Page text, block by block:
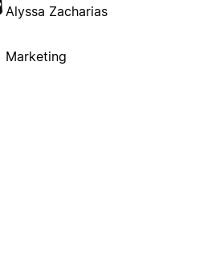
Alyssa Zacharias
Marketing